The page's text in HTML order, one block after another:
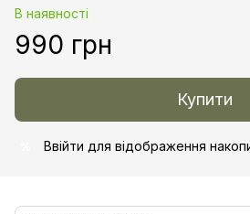
В наявності
990 грн
Купити
Ввійти для відображення